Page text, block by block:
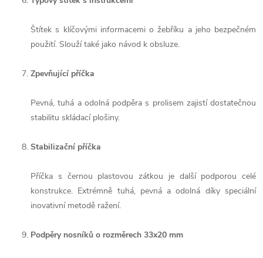
Štítek s klíčovými informacemi o žebříku a jeho bezpečném
použití. Slouží také jako návod k obsluze.
Zpevňující příčka
Pevná, tuhá a odolná podpěra s prolisem zajistí dostatečnou
stabilitu skládací plošiny.
Stabilizační příčka
Příčka s černou plastovou zátkou je další podporou celé
konstrukce. Extrémně tuhá, pevná a odolná díky speciální
inovativní metodě ražení.
Podpěry nosníků o rozměrech 33x20 mm